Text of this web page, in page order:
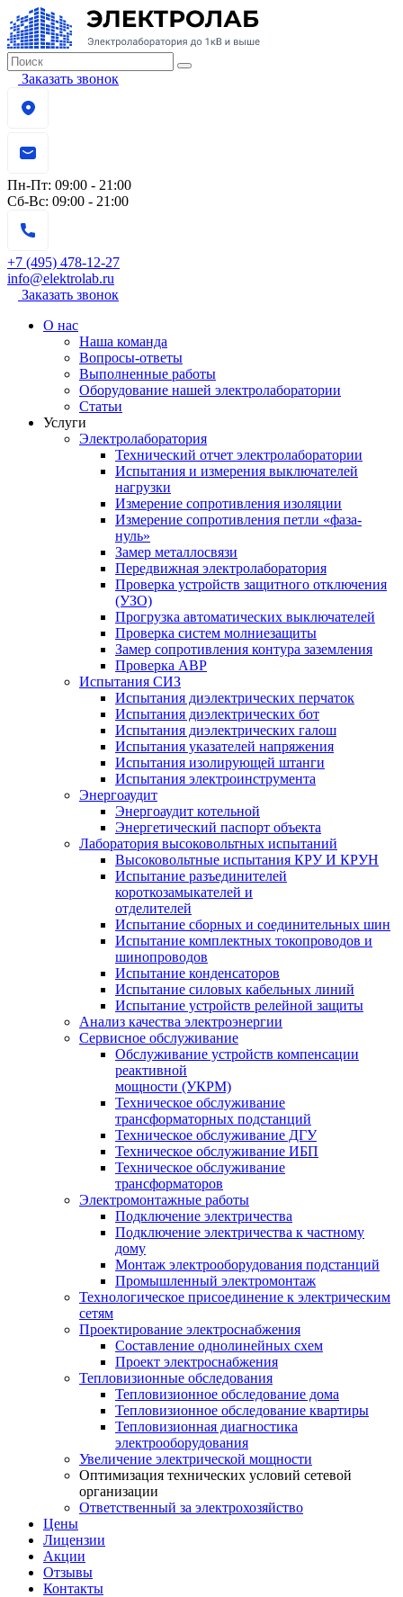
Заказать звонок
Пн-Пт: 09:00 - 21:00
Сб-Вс: 09:00 - 21:00
+7 (495) 478-12-27
info@elektrolab.ru
Заказать звонок
О нас
Наша команда
Вопросы-ответы
Выполненные работы
Оборудование нашей электролаборатории
Статьи
Услуги
Электролаборатория
Технический отчет электролаборатории
Испытания и измерения выключателей
нагрузки
Измерение сопротивления изоляции
Измерение сопротивления петли «фаза-
нуль»
Замер металлосвязи
Передвижная электролаборатория
Проверка устройств защитного отключения
(УЗО)
Прогрузка автоматических выключателей
Проверка систем молниезащиты
Замер сопротивления контура заземления
Проверка АВР
Испытания СИЗ
Испытания диэлектрических перчаток
Испытания диэлектрических бот
Испытания диэлектрических галош
Испытания указателей напряжения
Испытания изолирующей штанги
Испытания электроинструмента
Энергоаудит
Энергоаудит котельной
Энергетический паспорт объекта
Лаборатория высоковольтных испытаний
Высоковольтные испытания КРУ И КРУН
Испытание разъединителей
короткозамыкателей и
отделителей
Испытание сборных и соединительных шин
Испытание комплектных токопроводов и
шинопроводов
Испытание конденсаторов
Испытание силовых кабельных линий
Испытание устройств релейной защиты
Анализ качества электроэнергии
Сервисное обслуживание
Обслуживание устройств компенсации
реактивной
мощности (УКРМ)
Техническое обслуживание
трансформаторных подстанций
Техническое обслуживание ДГУ
Техническое обслуживание ИБП
Техническое обслуживание
трансформаторов
Электромонтажные работы
Подключение электричества
Подключение электричества к частному
дому
Монтаж электрооборудования подстанций
Промышленный электромонтаж
Технологическое присоединение к электрическим
сетям
Проектирование электроснабжения
Составление однолинейных схем
Проект электроснабжения
Тепловизионные обследования
Тепловизионное обследование дома
Тепловизионное обследование квартиры
Тепловизионная диагностика
электрооборудования
Увеличение электрической мощности
Оптимизация технических условий сетевой
организации
Ответственный за электрохозяйство
Цены
Лицензии
Акции
Отзывы
Контакты